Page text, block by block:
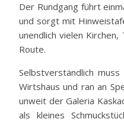
Der Rundgang führt
und sorgt mit
unendlich vielen
Route.
Selbstverständlich
Wirtshaus und ran an
unweit der Galeria
als kleines